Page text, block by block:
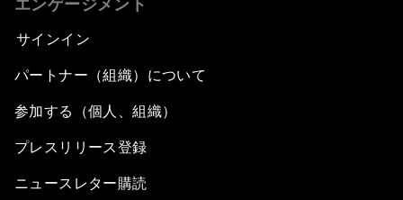
エンゲージメント
サインイン
パートナー（組織）について
参加する（個人、組織）
プレスリリース登録
ニュースレター購読